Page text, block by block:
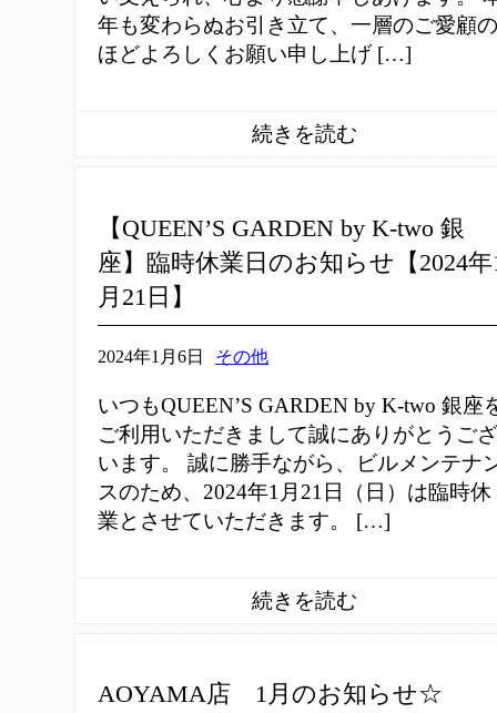
年も変わらぬお引き立て、一層のご愛顧の
ほどよろしくお願い申し上げ […]
【QUEEN’S GARDEN by K-two 銀
座】臨時休業日のお知らせ【2024年
月21日】
2024年1月6日 その他
いつもQUEEN’S GARDEN by K-two 銀座
ご利用いただきまして誠にありがとうござ
います。 誠に勝手ながら、ビルメンテナ
スのため、2024年1月21日（日）は臨時休
業とさせていただきます。 […]
AOYAMA店 1月のお知らせ☆